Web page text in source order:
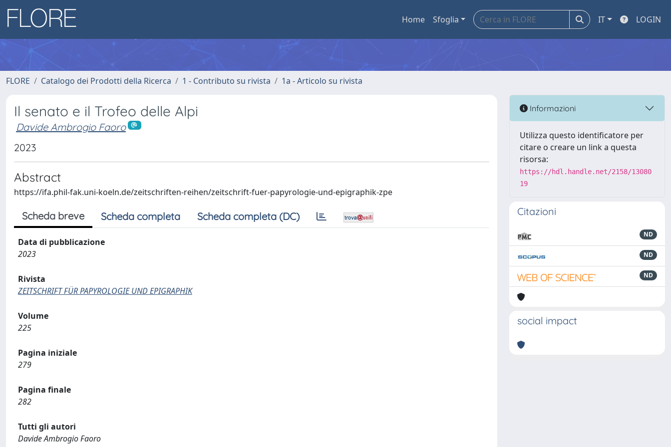
Home Sfoglia IT LOGIN
FLORE Catalogo dei Prodotti della Ricerca 1 - Contributo su rivista 1a - Articolo su rivista
Il senato e il Trofeo delle Alpi
Davide Ambrogio Faoro
2023
Abstract
https://ifa.phil-fak.uni-koeln.de/zeitschriften-reihen/zeitschrift-fuer-papyrologie-und-epigraphik-zpe
Scheda breve Scheda completa Scheda completa (DC)
Data di pubblicazione
2023
Rivista
ZEITSCHRIFT FÜR PAPYROLOGIE UND EPIGRAPHIK
Volume
225
Pagina iniziale
279
Pagina finale
282
Tutti gli autori
Davide Ambrogio Faoro
Informazioni
Utilizza questo identificatore per
citare o creare un link a questa
risorsa:
https://hdl.handle.net/2158/13080
19
Citazioni
ND
ND
ND
social impact